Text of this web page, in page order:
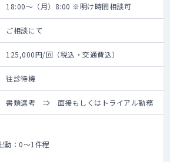
18:00～（月）8:00 ※明け時間相談可
ご相談にて
125,000円/回（税込・交通費込）
往診待機
書類選考 ⇒ 面接もしくはトライアル勤務
動：0～1件程